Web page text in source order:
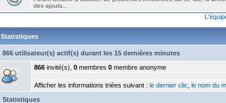
des ajouts...
Statistiques
866 utilisateur(s) actif(s) durant les 15 dernières minutes
866 invité(s), 0 membres 0 membre anonyme
Afficher les informations triées suivant : le dernier clic le nom du
Statistiques